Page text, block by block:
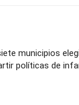
municipios
políticas de